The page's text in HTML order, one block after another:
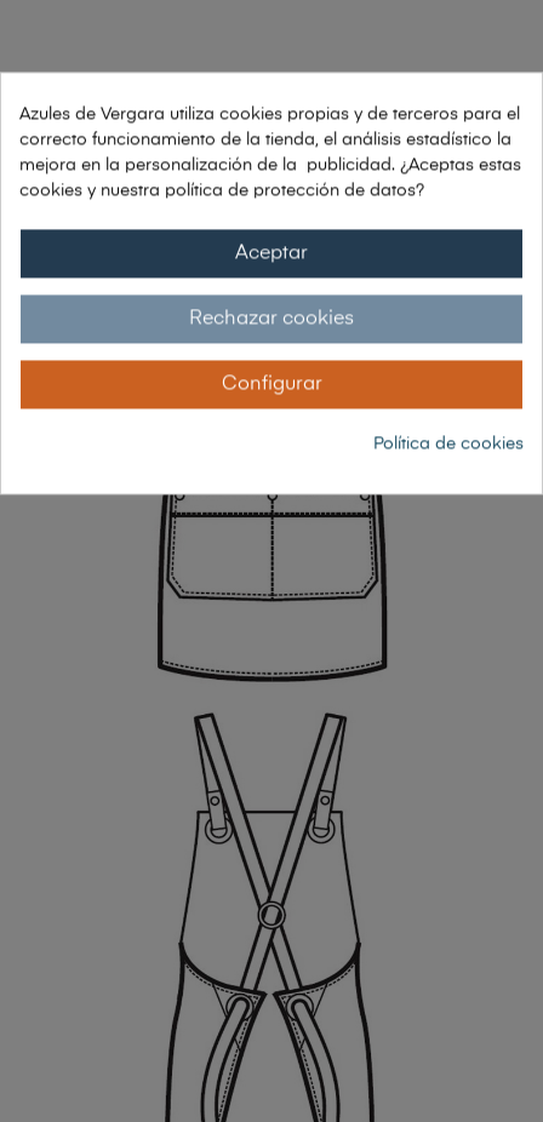
Azules de Vergara utiliza cookies propias y de terceros para el
correcto funcionamiento de la tienda, el análisis estadístico la
mejora en la personalización de la publicidad. ¿Aceptas estas
cookies y nuestra política de protección de datos?
Aceptar
Rechazar cookies
Configurar
Política de cookies